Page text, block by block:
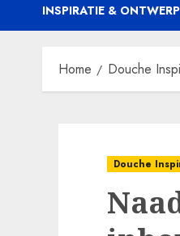
INSPIRATIE & ONTWERP
Home Douche
Douche